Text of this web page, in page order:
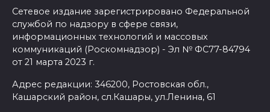
Сетевое издание зарегистрировано Федеральной
службой по надзору в сфере связи,
информационных технологий и массовых
коммуникаций (Роскомнадзор) - Эл № ФС77-84794
от 21 марта 2023 г.
Адрес редакции: 346200, Ростовская обл.,
Кашарский район, сл.Кашары, ул.Ленина, 61